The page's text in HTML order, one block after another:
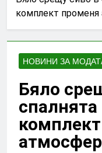
комплект променя
НОВИНИ ЗА
Бяло